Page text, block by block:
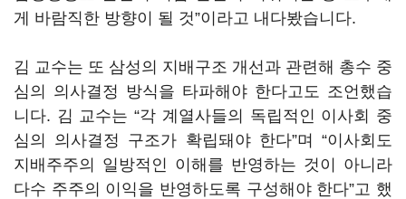
게 바람직한 방향이 될 것”이라고 내다봤습니다.
김 교수는 또 삼성의 지배구조 개선과 관련해 총수 중
심의 의사결정 방식을 타파해야 한다고도 조언했습
니다. 김 교수는“각 계열사들의 독립적인 이사회 중
심의 의사결정 구조가 확립돼야 한다”며“이사회도
지배주주의 일방적인 이해를 반영하는 것이 아니라
다수 주주의 이익을 반영하도록 구성해야 한다”고 했